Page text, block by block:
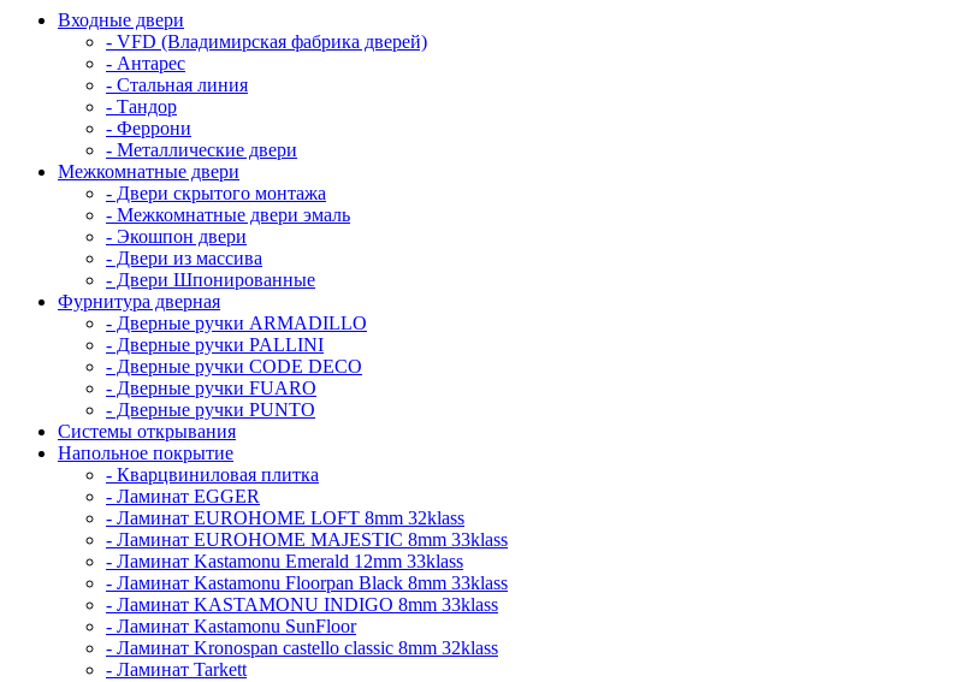
Входные двери
- VFD (Владимирская фабрика дверей)
- Антарес
- Стальная линия
- Тандор
- Феррони
- Металлические двери
Межкомнатные двери
- Двери скрытого монтажа
- Межкомнатные двери эмаль
- Экошпон двери
- Двери из массива
- Двери Шпонированные
Фурнитура дверная
- Дверные ручки ARMADILLO
- Дверные ручки PALLINI
- Дверные ручки CODE DECO
- Дверные ручки FUARO
- Дверные ручки PUNTO
Системы открывания
Напольное покрытие
- Кварцвиниловая плитка
- Ламинат EGGER
- Ламинат EUROHOME LOFT 8mm 32klass
- Ламинат EUROHOME MAJESTIC 8mm 33klass
- Ламинат Kastamonu Emerald 12mm 33klass
- Ламинат Kastamonu Floorpan Black 8mm 33klass
- Ламинат KASTAMONU INDIGO 8mm 33klass
- Ламинат Kastamonu SunFloor
- Ламинат Kronospan castello classic 8mm 32klass
- Ламинат Tarkett